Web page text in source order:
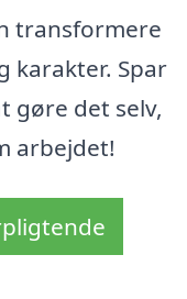
transformere
karakter. Spar
gøre det selv,
arbejdet!